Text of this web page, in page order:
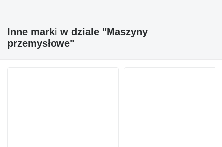
Inne marki w dziale "Maszyny
przemysłowe"